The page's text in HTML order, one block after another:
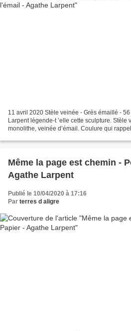
11 avril 2020 Stèle veinée - Grès émaillé -
Larpent légende-t ’elle cette sculpture. Stèle
monolithe, veinée d’émail. Coulure qui
Même la page est chemin -
Agathe Larpent
Publié le 10/04/2020 à 17:16
Par terres d aligre